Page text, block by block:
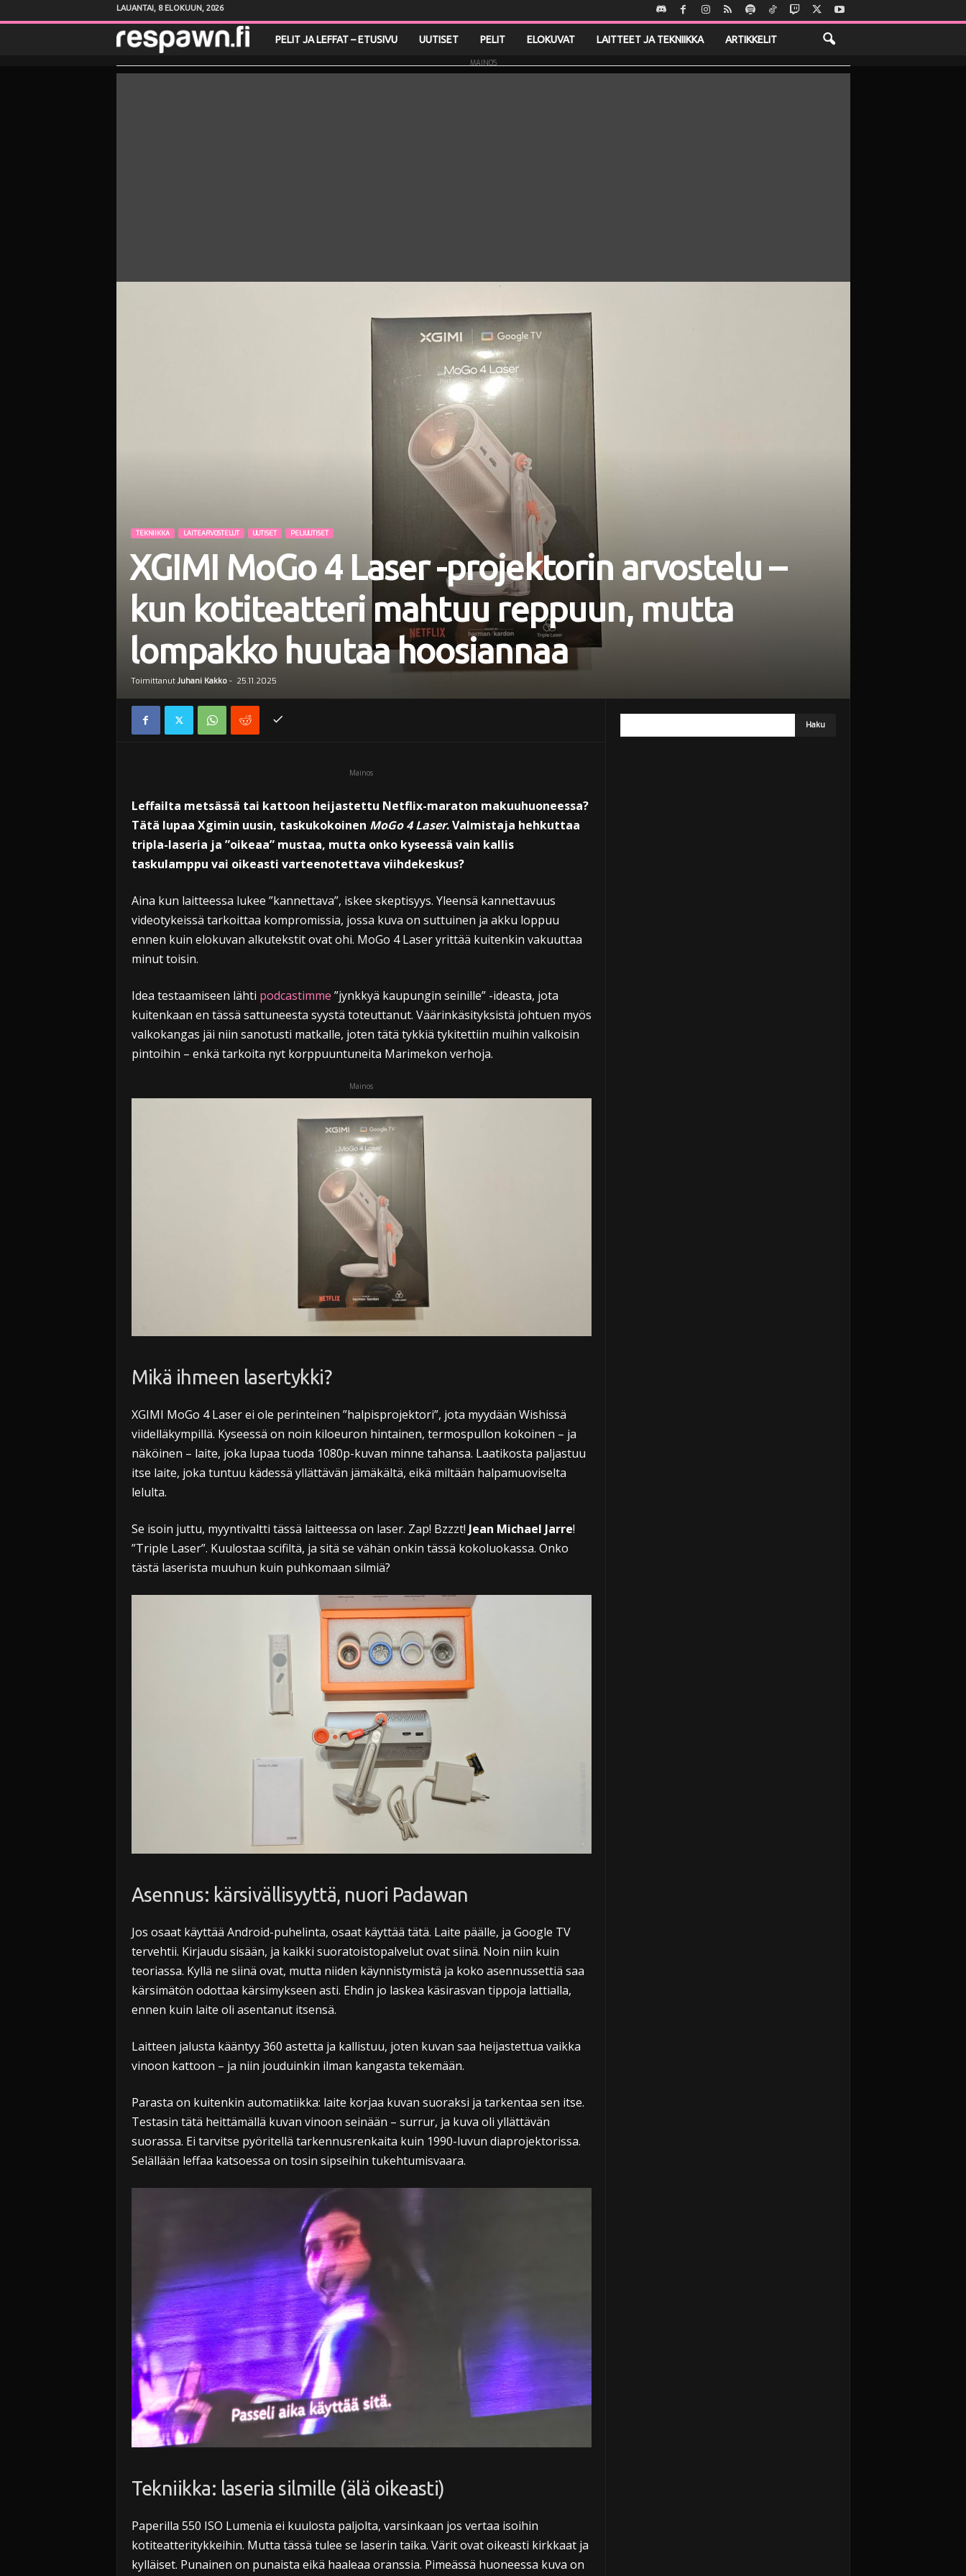
LAUANTAI, 8 ELOKUUN, 2026
e
PELIT JA LEFFAT – ETUSIVU UUTISET PELIT ELOKUVAT LAITTEET JA TEKNIIKKA ARTIKKELIT
MAINOS
TEKNIIKKA LAITEARVOSTELUT UUTISET PELIUUTISET
XGIMI MoGo 4 Laser -projektorin arvostelu –
kun kotiteatteri mahtuu reppuun, mutta
lompakko huutaa hoosiannaa
Toimittanut Juhani Kakko- 25.11.2025
Mainos
Leffailta metsässä tai kattoon heijastettu Netflix-maraton makuuhuoneessa?
Tätä lupaa Xgimin uusin, taskukokoinen MoGo 4 Laser. Valmistaja hehkuttaa
tripla-laseria ja ”oikeaa” mustaa, mutta onko kyseessä vain kallis
taskulamppu vai oikeasti varteenotettava viihdekeskus?
Aina kun laitteessa lukee ”kannettava”, iskee skeptisyys. Yleensä kannettavuus
videotykeissä tarkoittaa kompromissia, jossa kuva on suttuinen ja akku loppuu
ennen kuin elokuvan alkutekstit ovat ohi. MoGo 4 Laser yrittää kuitenkin vakuuttaa
minut toisin.
Idea testaamiseen lähti podcastimme ”jynkkyä kaupungin seinille” -ideasta, jota
kuitenkaan en tässä sattuneesta syystä toteuttanut. Väärinkäsityksistä johtuen myös
valkokangas jäi niin sanotusti matkalle, joten tätä tykkiä tykitettiin muihin valkoisin
pintoihin – enkä tarkoita nyt korppuuntuneita Marimekon verhoja.
Mainos
Mikä ihmeen lasertykki?
XGIMI MoGo 4 Laser ei ole perinteinen ”halpisprojektori”, jota myydään Wishissä
viidelläkympillä. Kyseessä on noin kiloeuron hintainen, termospullon kokoinen – ja
näköinen – laite, joka lupaa tuoda 1080p-kuvan minne tahansa. Laatikosta paljastuu
itse laite, joka tuntuu kädessä yllättävän jämäkältä, eikä miltään halpamuoviselta
lelulta.
Se isoin juttu, myyntivaltti tässä laitteessa on laser. Zap! Bzzzt! Jean Michael Jarre!
”Triple Laser”. Kuulostaa scifiltä, ja sitä se vähän onkin tässä kokoluokassa. Onko
tästä laserista muuhun kuin puhkomaan silmiä?
Asennus: kärsivällisyyttä, nuori Padawan
Jos osaat käyttää Android-puhelinta, osaat käyttää tätä. Laite päälle, ja Google TV
tervehtii. Kirjaudu sisään, ja kaikki suoratoistopalvelut ovat siinä. Noin niin kuin
teoriassa. Kyllä ne siinä ovat, mutta niiden käynnistymistä ja koko asennussettiä saa
kärsimätön odottaa kärsimykseen asti. Ehdin jo laskea käsirasvan tippoja lattialla,
ennen kuin laite oli asentanut itsensä.
Laitteen jalusta kääntyy 360 astetta ja kallistuu, joten kuvan saa heijastettua vaikka
vinoon kattoon – ja niin jouduinkin ilman kangasta tekemään.
Parasta on kuitenkin automatiikka: laite korjaa kuvan suoraksi ja tarkentaa sen itse.
Testasin tätä heittämällä kuvan vinoon seinään – surrur, ja kuva oli yllättävän
suorassa. Ei tarvitse pyöritellä tarkennusrenkaita kuin 1990-luvun diaprojektorissa.
Selällään leffaa katsoessa on tosin sipseihin tukehtumisvaara.
Tekniikka: laseria silmille (älä oikeasti)
Paperilla 550 ISO Lumenia ei kuulosta paljolta, varsinkaan jos vertaa isoihin
kotiteatteritykkeihin. Mutta tässä tulee se laserin taika. Värit ovat oikeasti kirkkaat ja
kylläiset. Punainen on punaista eikä haaleaa oranssia. Pimeässä huoneessa kuva on